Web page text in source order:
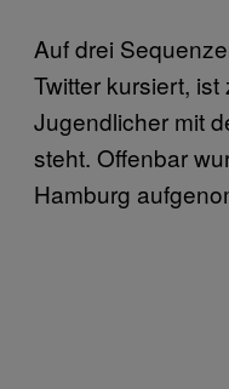
Auf drei
Twitter kursiert,
Jugendlicher mit
steht. Offenbar
Hamburg